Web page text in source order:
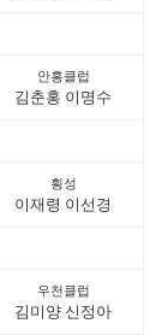
안흥클럽
김춘홍 이명수
횡성
이재령 이선경
우천클럽
김미양 신정아